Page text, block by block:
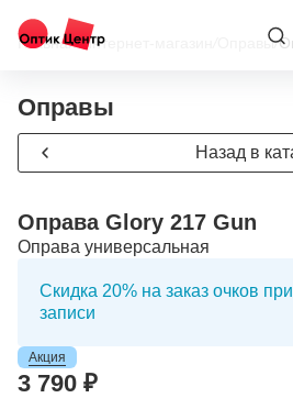
Главная/Интернет-магазин Оправы/
Оправы
Назад в
Оправа Glory 217 Gun
Оправа универсальная
Скидка 20% на заказ очков
записи
Акция
3 790 ₽